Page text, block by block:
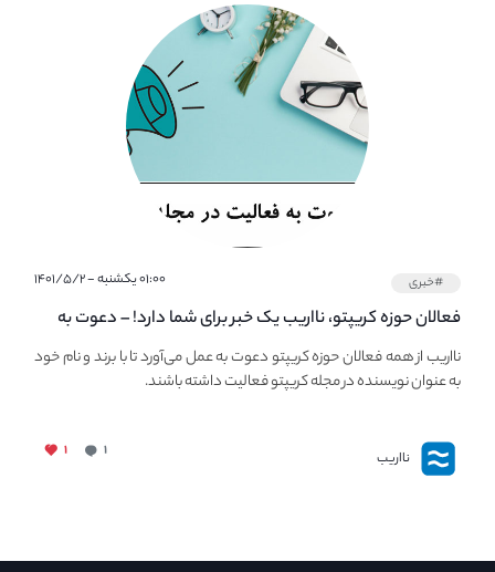
#خبری ۰۱:۰۰ یکشنبه - ۱۴۰۱/۵/۲
فعالان حوزه کریپتو، نااریب یک خبر برای شما دارد! – دعوت به
فعالیت در مجله کریپتو
نااریب از همه فعالان حوزه کریپتو دعوت به عمل می‌آورد تا با برند و نام خود
به عنوان نویسنده در مجله کریپتو فعالیت داشته باشند.
نااریب ۱ ۱